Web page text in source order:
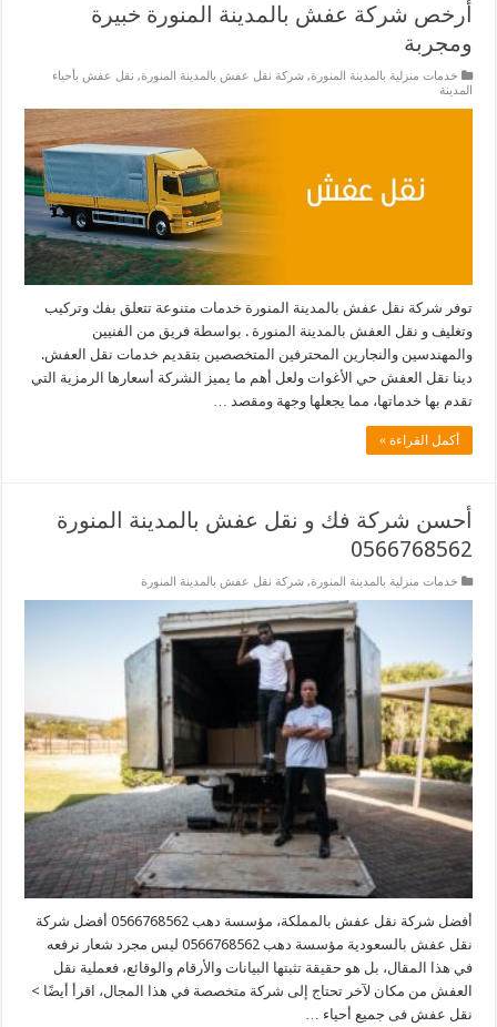
أرخص شركة عفش بالمدينة المنورة خبيرة
ومجربة
خدمات منزلية بالمدينة المنورة,شركة نقل عفش بالمدينة المنورة, نقل عفش بأحياء
المدينة
توفر شركة نقل عفش بالمدينة المنورة خدمات متنوعة تتعلق بفك وتركيب
وتغليف و نقل العفش بالمدينة المنورة . بواسطة فريق من الفنيين
والمهندسين والنجارين المحترفين المتخصصين بتقديم خدمات نقل العفش.
دينا نقل العفش حي الأغوات ولعل أهم ما يميز الشركة أسعارها الرمزية التي
تقدم بها خدماتها، مما يجعلها وجهة ومقصد …
أكمل القراءة »
أحسن شركة فك و نقل عفش بالمدينة المنورة
0566768562
خدمات منزلية بالمدينة المنورة,شركة نقل عفش بالمدينة المنورة
أفضل شركة نقل عفش بالمملكة، مؤسسة دهب 0566768562 أفضل شركة
نقل عفش بالسعودية مؤسسة دهب 0566768562 ليس مجرد شعار نرفعه
في هذا المقال، بل هو حقيقة تثبتها البيانات والأرقام والوقائع، فعملية نقل
العفش من مكان لآخر تحتاج إلى شركة متخصصة في هذا المجال، اقرأ أيضًا >
نقل عفش فى جميع أحياء …